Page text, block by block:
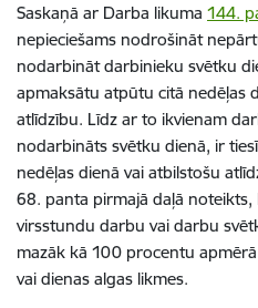
Saskaņā ar Darba likuma 144.
nepieciešams nodrošināt
nodarbināt darbinieku svētku
apmaksātu atpūtu citā nedēļas
atlīdzību. Līdz ar to ikvienam
nodarbināts svētku dienā, ir
nedēļas dienā vai atbilstošu
68. panta pirmajā daļā noteikts,
virsstundu darbu vai darbu
mazāk kā 100 procentu
vai dienas algas likmes.